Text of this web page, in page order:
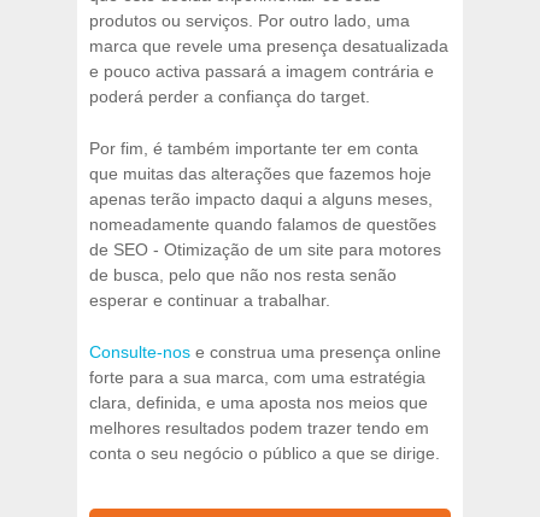
produtos ou serviços. Por outro lado, uma
marca que revele uma presença desatualizada
e pouco activa passará a imagem contrária e
poderá perder a confiança do target.
Por fim, é também importante ter em conta
que muitas das alterações que fazemos hoje
apenas terão impacto daqui a alguns meses,
nomeadamente quando falamos de questões
de SEO - Otimização de um site para motores
de busca, pelo que não nos resta senão
esperar e continuar a trabalhar.
Consulte-nos e construa uma presença online
forte para a sua marca, com uma estratégia
clara, definida, e uma aposta nos meios que
melhores resultados podem trazer tendo em
conta o seu negócio o público a que se dirige.